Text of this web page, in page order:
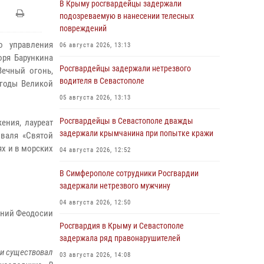
управления
Барункина
огонь,
Великой
лауреат
«Святой
и в морских
Феодосии
существовал
В Крыму росгвардейцы задержали
подозреваемую в нанесении телесных
повреждений
06 августа 2026, 13:13
Росгвардейцы задержали нетрезвого
водителя в Севастополе
05 августа 2026, 13:13
Росгвардейцы в Севастополе дважды
задержали крымчанина при попытке кражи
04 августа 2026, 12:52
В Симферополе сотрудники Росгвардии
задержали нетрезвого мужчину
04 августа 2026, 12:50
Росгвардия в Крыму и Севастополе
задержала ряд правонарушителей
03 августа 2026, 14:08